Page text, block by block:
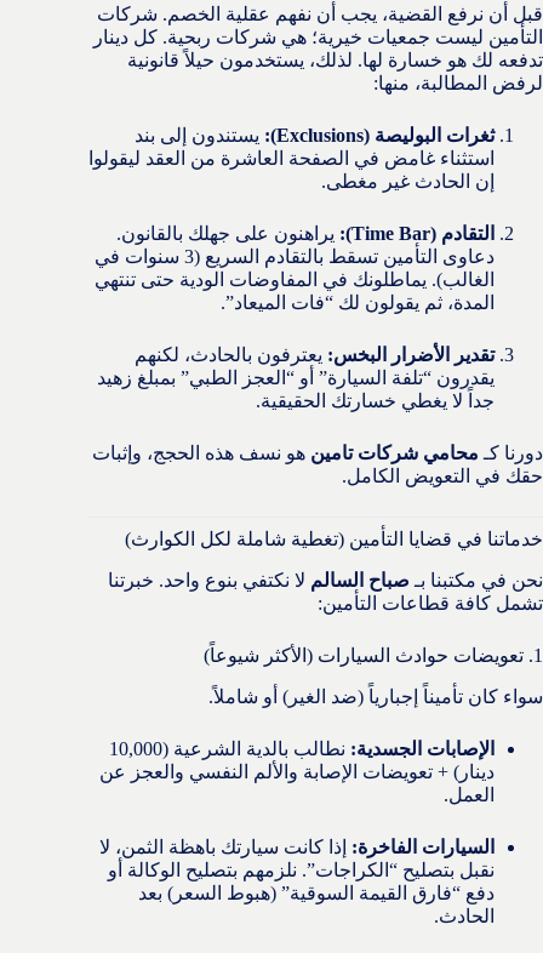
قبل أن نرفع القضية، يجب أن نفهم عقلية الخصم. شركات
التأمين ليست جمعيات خيرية؛ هي شركات ربحية. كل دينار
تدفعه لك هو خسارة لها. لذلك، يستخدمون حيلاً قانونية
لرفض المطالبة، منها:
ثغرات البوليصة (Exclusions):
يستندون إلى بند
استثناء غامض في الصفحة العاشرة من العقد ليقولوا
إن الحادث غير مغطى.
التقادم (Time Bar):
يراهنون على جهلك بالقانون.
دعاوى التأمين تسقط بالتقادم السريع (3 سنوات في
الغالب). يماطلونك في المفاوضات الودية حتى تنتهي
المدة، ثم يقولون لك “فات الميعاد”.
تقدير الأضرار البخس: يعترفون بالحادث، لكنهم
يقدرون “تلفة السيارة” أو “العجز الطبي” بمبلغ زهيد
جداً لا يغطي خسارتك الحقيقية.
دورنا كـ محامي شركات تامين هو نسف هذه الحجج، وإثبات
حقك في التعويض الكامل.
خدماتنا في قضايا التأمين (تغطية شاملة لكل الكوارث)
نحن في مكتبنا بـ صباح السالم لا نكتفي بنوع واحد. خبرتنا
تشمل كافة قطاعات التأمين:
1. تعويضات حوادث السيارات (الأكثر شيوعاً)
سواء كان تأميناً إجبارياً (ضد الغير) أو شاملاً.
الإصابات الجسدية:
نطالب بالدية الشرعية (10,000
دينار) + تعويضات الإصابة والألم النفسي والعجز عن
العمل.
السيارات الفاخرة: إذا كانت سيارتك باهظة الثمن، لا
نقبل بتصليح “الكراجات”. نلزمهم بتصليح الوكالة أو
دفع “فارق القيمة السوقية” (هبوط السعر) بعد
الحادث.